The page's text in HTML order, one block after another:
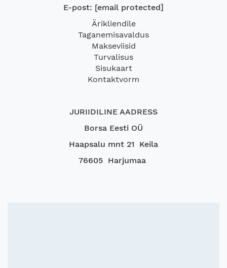
E-post: [email protected]
Ärikliendile
Taganemisavaldus
Makseviisid
Turvalisus
Sisukaart
Kontaktvorm
JURIIDILINE AADRESS
Borsa Eesti OÜ
Haapsalu mnt 21 Keila
76605 Harjumaa